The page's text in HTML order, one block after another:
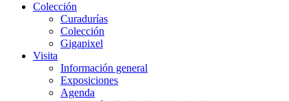
Colección
Curadurías
Colección
Gigapixel
Visita
Información general
Exposiciones
Agenda